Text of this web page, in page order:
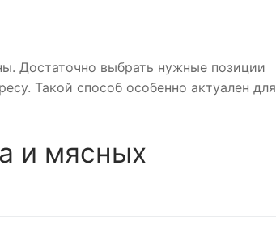
Достаточно выбрать нужные позиции
Такой способ особенно актуален для
и мясных